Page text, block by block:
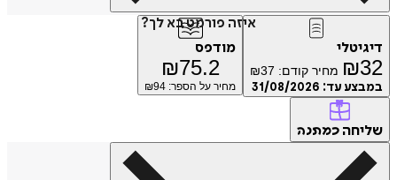
איזה פורמט בא לך?
דיגיטלי
₪32 מחיר קודם: ₪37
במבצע עד: 31/08/2026
מודפס
₪75.2
מחיר על הספר: ₪ 94
שליחה כמתנה